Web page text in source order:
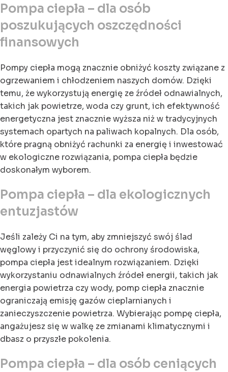
Pompa ciepła – dla osób
poszukujących oszczędności
finansowych
Pompy ciepła mogą znacznie obniżyć koszty związane z
ogrzewaniem i chłodzeniem naszych domów. Dzięki
temu, że wykorzystują energię ze źródeł odnawialnych,
takich jak powietrze, woda czy grunt, ich efektywność
energetyczna jest znacznie wyższa niż w tradycyjnych
systemach opartych na paliwach kopalnych. Dla osób,
które pragną obniżyć rachunki za energię i inwestować
w ekologiczne rozwiązania, pompa ciepła będzie
doskonałym wyborem.
Pompa ciepła – dla ekologicznych
entuzjastów
Jeśli zależy Ci na tym, aby zmniejszyć swój ślad
węglowy i przyczynić się do ochrony środowiska,
pompa ciepła jest idealnym rozwiązaniem. Dzięki
wykorzystaniu odnawialnych źródeł energii, takich jak
energia powietrza czy wody, pomp ciepła znacznie
ograniczają emisję gazów cieplarnianych i
zanieczyszczenie powietrza. Wybierając pompę ciepła,
angażujesz się w walkę ze zmianami klimatycznymi i
dbasz o przyszłe pokolenia.
Pompa ciepła – dla osób ceniących